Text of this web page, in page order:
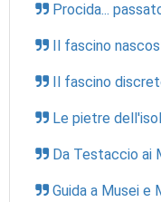
Procida...
Il fascino
Il fascino
Le pietre
Da Testaccio ai
Guida a Musei e